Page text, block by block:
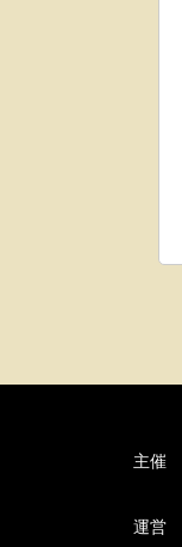
主催
運営